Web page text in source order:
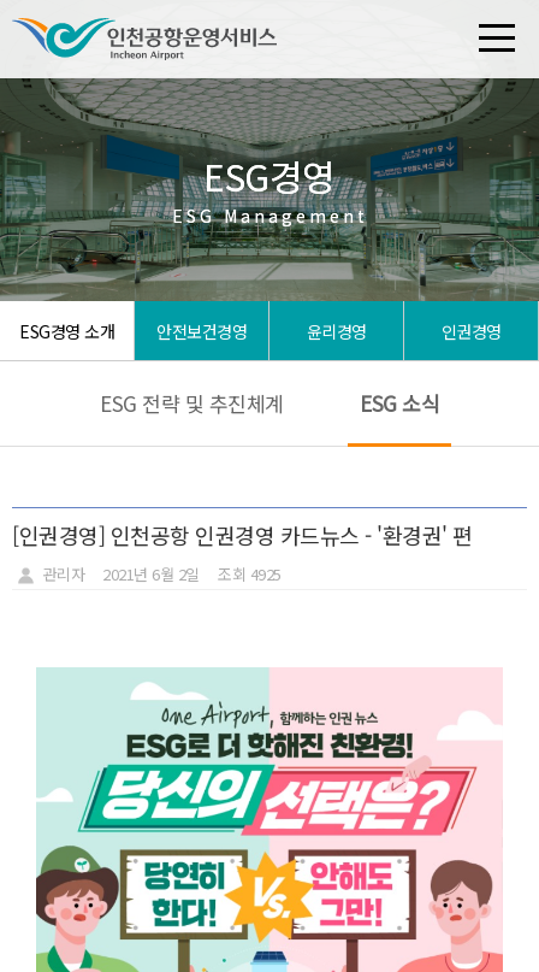
ESG경영 소개 안전보건경영 윤리경영 인권경영
ESG경영
ESG Management
ESG경영
ESG Management
ESG 전략 및 추진체계 ESG 소식
[인권경영] 인천공항 인권경영 카드뉴스 - '환경권' 편
관리자 2021년 6월 2일 조회 4925